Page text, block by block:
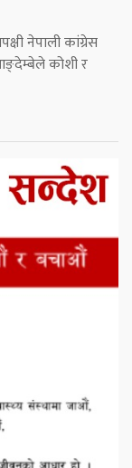
नेपाली कांग्रेस
कोशी र